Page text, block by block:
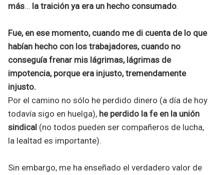
más… la traición ya era un hecho consumado.
Fue, en ese momento, cuando me di cuenta de lo que
habían hecho con los trabajadores, cuando no
conseguía frenar mis lágrimas, lágrimas de
impotencia, porque era injusto, tremendamente
injusto.
Por el camino no sólo he perdido dinero (a día de hoy
todavía sigo en huelga), he perdido la fe en la unión
sindical (no todos pueden ser compañeros de lucha,
la lealtad es importante).
Sin embargo, me ha enseñado el verdadero valor de